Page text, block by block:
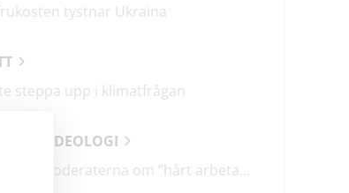
tystnar Ukraina
steppa upp i klimatfrågan
& IDEOLOGI
Därför talar Moderaterna om ”hårt arbetande människor”